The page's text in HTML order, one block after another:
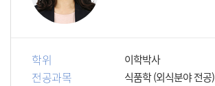
학위 이학박사
전공과목 식품학 (외식분야 전공)